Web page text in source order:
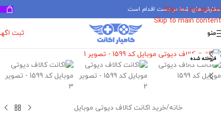
Skip to navigation
Skip to main content
سفارش های شما در دست اقدام است
منو ثبت
فروخته شده
برای بزرگنمایی کلیک کنید
خانه/خرید اکانت کالاف دیوتی موبایل